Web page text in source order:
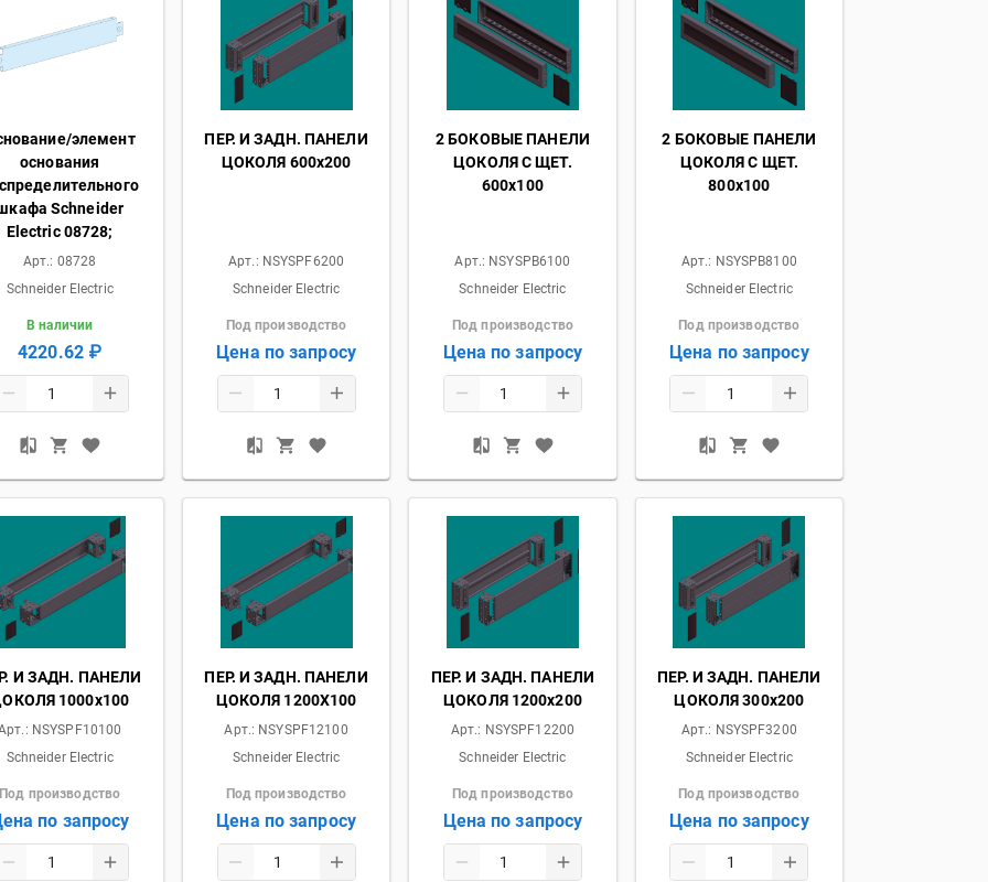
элемент
основания
Schneider
Electric 08728;
Арт.: 08728
Schneider Electric
В наличии
4220.62 ₽
ПЕР. И ЗАДН. ПАНЕЛИ
ЦОКОЛЯ 600x200
Арт.: NSYSPF6200
Schneider Electric
Под производство
Цена по запросу
2 БОКОВЫЕ ПАНЕЛИ
ЦОКОЛЯ С ЩЕТ.
600x100
Арт.: NSYSPB6100
Schneider Electric
Под производство
Цена по запросу
2 БОКОВЫЕ ПАНЕЛИ
ЦОКОЛЯ С ЩЕТ.
800x100
Арт.: NSYSPB8100
Schneider Electric
Под производство
Цена по запросу
И ЗАДН. ПАНЕЛИ
1000x100
NSYSPF10100
Schneider Electric
Под производство
по запросу
ПЕР. И ЗАДН. ПАНЕЛИ
ЦОКОЛЯ 1200X100
Арт.: NSYSPF12100
Schneider Electric
Под производство
Цена по запросу
ПЕР. И ЗАДН. ПАНЕЛИ
ЦОКОЛЯ 1200x200
Арт.: NSYSPF12200
Schneider Electric
Под производство
Цена по запросу
ПЕР. И ЗАДН. ПАНЕЛИ
ЦОКОЛЯ 300x200
Арт.: NSYSPF3200
Schneider Electric
Под производство
Цена по запросу